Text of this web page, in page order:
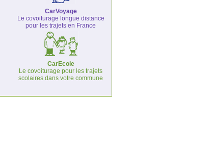
CarVoyage
Le covoiturage longue distance
pour les trajets en France
CarEcole
Le covoiturage pour les trajets
scolaires dans votre commune